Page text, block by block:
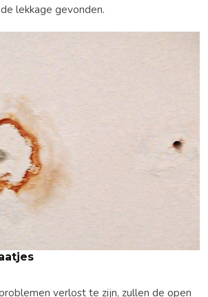
lekkage gevonden.
verlost te zijn, zullen de open